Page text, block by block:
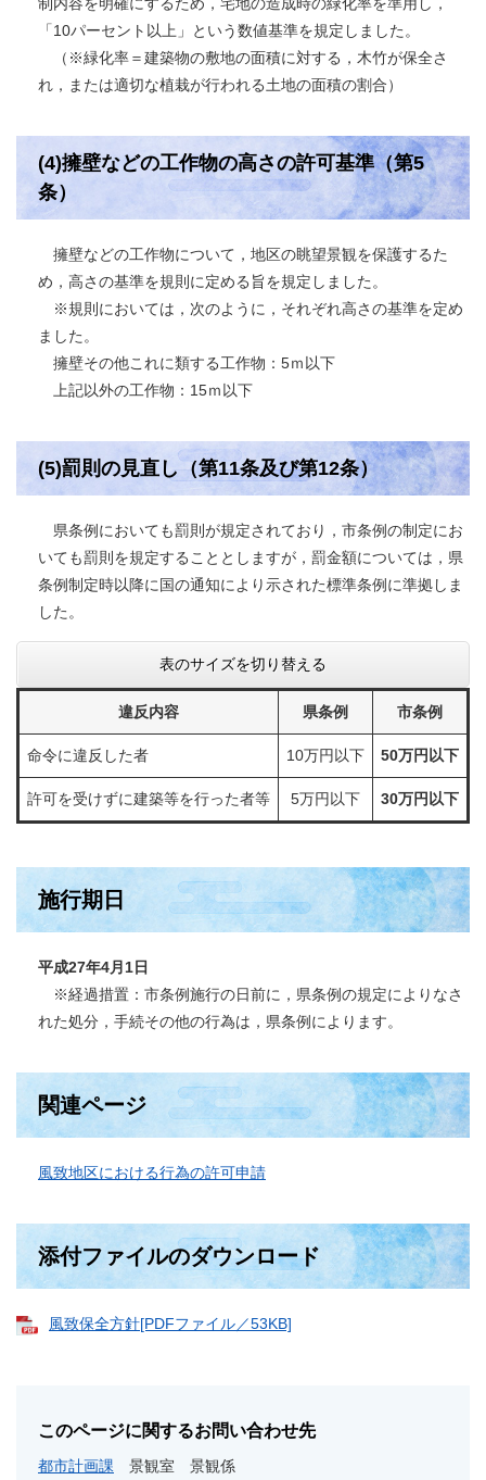
制内容を明確にするため，宅地の造成時の緑化率を準用し，
「10パーセント以上」という数値基準を規定しました。
（※緑化率＝建築物の敷地の面積に対する，木竹が保全さ
れ，または適切な植栽が行われる土地の面積の割合）
(4)擁壁などの工作物の高さの許可基準（第5
条）
擁壁などの工作物について，地区の眺望景観を保護するた
め，高さの基準を規則に定める旨を規定しました。
※規則においては，次のように，それぞれ高さの基準を定め
ました。
擁壁その他これに類する工作物：5ｍ以下
上記以外の工作物：15ｍ以下
(5)罰則の見直し（第11条及び第12条）
県条例においても罰則が規定されており，市条例の制定にお
いても罰則を規定することとしますが，罰金額については，県
条例制定時以降に国の通知により示された標準条例に準拠しま
した。
表のサイズを切り替える
違反内容 県条例 市条例
命令に違反した者 10万円以下 50万円以下
許可を受けずに建築等を行った者等 5万円以下 30万円以下
施行期日
平成27年4月1日
※経過措置：市条例施行の日前に，県条例の規定によりなさ
れた処分，手続その他の行為は，県条例によります。
関連ページ
風致地区における行為の許可申請
添付ファイルのダウンロード
風致保全方針[PDFファイル／53KB]
このページに関するお問い合わせ先
都市計画課
景観室 景観係